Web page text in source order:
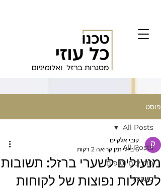
פוסט
All Posts
מדריכים וטיפים
מעקות
All Posts
מנעולים לשערי ברזל: תשובות
לשאלות נפוצות של לקוחות
קובי אלקיים
6 ביולי
זמן קריאה 2 דקות